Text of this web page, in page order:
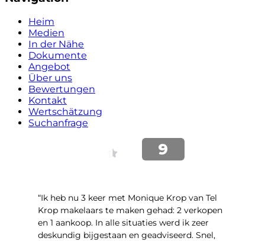
Heim
Medien
In der Nähe
Dokumente
Angebot
Über uns
Bewertungen
Kontakt
Wertschätzung
Suchanfrage
“Ik heb nu 3 keer met Monique Krop van Tel
Krop makelaars te maken gehad: 2 verkopen
en 1 aankoop. In alle situaties werd ik zeer
deskundig bijgestaan en geadviseerd. Snel,